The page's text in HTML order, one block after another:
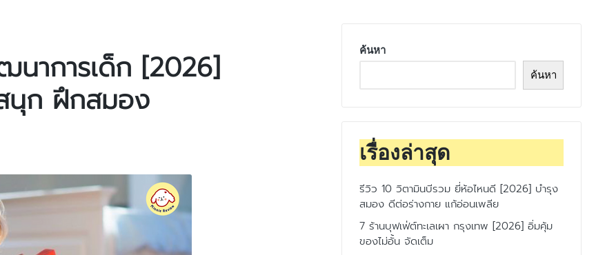
นาการเด็ก [2026]
นุก ฝึกสมอง
ค้นหา
ค้นหา
เรื่องล่าสุด
รีวิว 10 วิตามินบีรวม ยี่ห้อไหนดี [2026] บำรุง
สมอง ดีต่อร่างกาย แก้อ่อนเพลีย
7 ร้านบุฟเฟ่ต์ทะเลเผา กรุงเทพ [2026] อิ่มคุ้ม
ของไม่อั้น จัดเต็ม